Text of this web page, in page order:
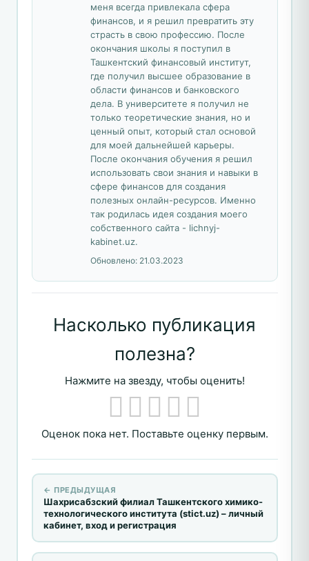
меня всегда привлекала сфера
финансов, и я решил превратить эту
страсть в свою профессию. После
окончания школы я поступил в
Ташкентский финансовый институт,
где получил высшее образование в
области финансов и банковского
дела. В университете я получил не
только теоретические знания, но и
ценный опыт, который стал основой
для моей дальнейшей карьеры.
После окончания обучения я решил
использовать свои знания и навыки в
сфере финансов для создания
полезных онлайн-ресурсов. Именно
так родилась идея создания моего
собственного сайта - lichnyj-
kabinet.uz.
Обновлено: 21.03.2023
Насколько публикация
полезна?
Нажмите на звезду, чтобы оценить!
Оценок пока нет. Поставьте оценку первым.
← ПРЕДЫДУЩАЯ
Шахрисабзский филиал Ташкентского химико-
технологического института (stict.uz) – личный
кабинет, вход и регистрация